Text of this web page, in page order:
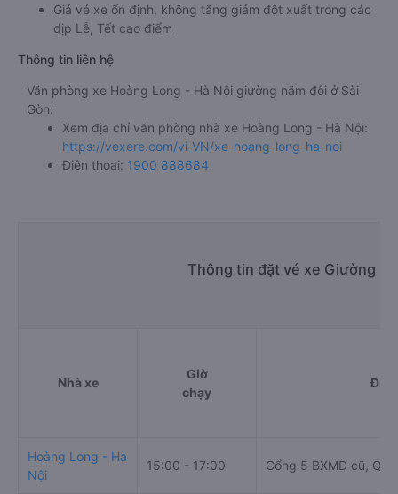
Giá vé xe ổn định, không tăng giảm đột xuất trong các
dịp Lễ, Tết cao điểm
Thông tin liên hệ
Văn phòng xe Hoàng Long - Hà Nội giường nằm đôi ở Sài
Gòn:
Xem địa chỉ văn phòng nhà xe Hoàng Long - Hà Nội:
https://vexere.com/vi-VN/xe-hoang-long-ha-noi
Điện thoại: 1900 888684
Thông tin đặt vé xe Giường
Nhà xe
Giờ
chạy
Hoàng Long - Hà
Nội
15:00 - 17:00 Cổng 5 BXMD cũ,